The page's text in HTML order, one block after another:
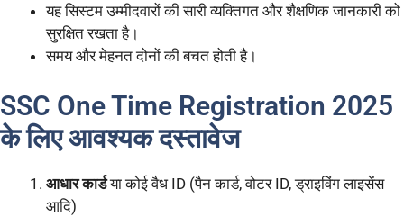
यह सिस्टम उम्मीदवारों की सारी व्यक्तिगत और शैक्षणिक जानकारी को
सुरक्षित रखता है।
समय और मेहनत दोनों की बचत होती है।
SSC One Time Registration 2025
के लिए आवश्यक दस्तावेज
आधार कार्डया कोई वैध ID (पैन कार्ड, वोटर ID, ड्राइविंग लाइसेंस
आदि)